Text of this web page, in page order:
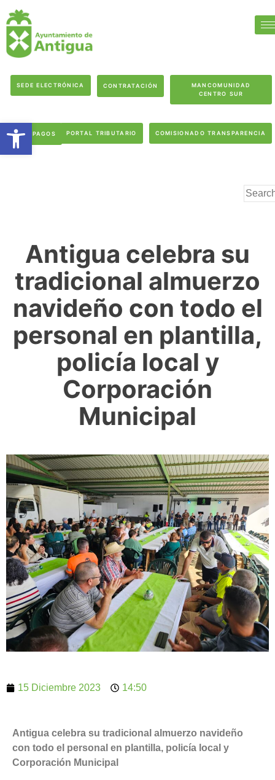
SEDE ELECTRÓNICA CONTRATACIÓN
MANCOMUNIDAD
CENTRO SUR
PAGOS PORTAL TRIBUTARIO COMISIONADO TRANSPARENCIA
Antigua celebra su
tradicional almuerzo
navideño con todo el
personal en plantilla,
policía local y
Corporación
Municipal
15 Diciembre 2023 14:50
Antigua celebra su tradicional almuerzo navideño
con todo el personal en plantilla, policía local y
Corporación Municipal
Abrir barra de herramientas